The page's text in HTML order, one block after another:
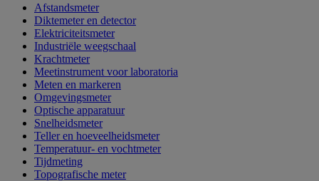
Afstandsmeter
Diktemeter en detector
Elektriciteitsmeter
Industriële weegschaal
Krachtmeter
Meetinstrument voor laboratoria
Meten en markeren
Omgevingsmeter
Optische apparatuur
Snelheidsmeter
Teller en hoeveelheidsmeter
Temperatuur- en vochtmeter
Tijdmeting
Topografische meter